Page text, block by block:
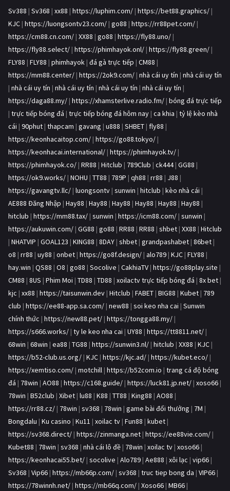
Sv388 | Sv368 | xx88 | https://luphim.com/ | https://bet88.graphics/ |
KJC | https://luongsontv23.com/ | go88 | https://rr88pet.com/ |
https://cm88.cn.com/ | XX88 | go88 | https://fly88.uno/ |
https://fly88.select/ | https://phimhayok.onl/ | https://fly88.green/ |
FLY88 | FLY88 | phimhayok | đá gà trực tiếp | CM88 |
https://mm88.center/ | https://2ok9.com/ | nhà cái uy tín | nhà cái uy tín
| nhà cái uy tín | nhà cái uy tín | nhà cái uy tín | nhà cái uy tín |
https://daga88.my/ | https://xhamsterlive.radio.fm/ | bóng đá trực tiếp
| trực tiếp bóng đá | trực tiếp bóng đá hôm nay | ca khia | tỷ lệ kèo nhà
cái | 90phut | thapcam | gavang | u888 | SHBET | fly88 |
https://keonhacaitop.com/ | https://go88.tokyo/ |
https://keonhacai.international/ | https://phimhayok.tv/ |
https://phimhayok.co/ | RR88 | Hitclub | 789Club | ck444| GG88 |
https://ok9.works/ | NOHU | TT88 | 789P | qh88 | rr88 | J88 |
https://gavangtv.llc/ | luongsontv | sunwin | hitclub | kèo nhà cái |
AE888 Đăng Nhập | Hay88 | Hay88 | Hay88 | Hay88 | Hay88 | Hay88 |
hitclub | https://mm88.tax/ | sunwin | https://icm88.com/ | sunwin |
https://aukuwin.com/ | GG88 | go88 | RR88 | RR88 | shbet | XX88 | Hitclub
| NHATVIP | GOAL123 | KING88 | 8DAY | shbet | grandpashabet | 86bet |
o8 | rr88 | uy88 | onbet | https://go8f.design/ | alo789 | KJC | FLY88 |
hay.win | QS88 | O8 | go88 | Socolive | CakhiaTV | https://go88play.site |
CM88 | 8US | Phim Moi | TD88 | TD88 | xoilactv trực tiếp bóng đá | 8x bet |
kjc | xx88 | https://taisunwin.dev | Hitclub | FABET | BIG88 | Kubet | 789
club | https://ee88-app.sa.com/ | new88 | soi keo nha cai | Sunwin
chính thức | https://new88.pet/ | https://tongga88.my/ |
https://s666.works/ | ty le keo nha cai | UY88 | https://tt8811.net/ |
68win | 68win | ea88 | TG88 | https://sunwin3.nl/ | hitclub | XX88 | KJC |
https://b52-club.us.org/ | KJC | https://kjc.ad/ | https://kubet.eco/ |
https://xemtiso.com/ | motchill | https://b52com.io | trang cá độ bóng
đá | 78win | AO88 | https://c168.guide/ | https://luck81.jp.net/ | xoso66 |
78win | B52club | Xibet | lu88 | K88 | TT88 | King88 | AO88 |
https://rr88.cz/ | 78win | sv368 | 78win | game bài đổi thưởng | 7M |
Bongdalu | Ku casino | Ku11 | xoilac tv | Fun88 | kubet |
https://sv368.direct/ | https://zinmanga.net | https://ee88vie.com/ |
Kubet88 | 78win | sv368 | nhà cái lô đề | 78win | xoilac tv | xoso66 |
https://keonhacai55.bet/ | socolive | Alo789 | Ae888 | xôi lạc | vip66 |
Sv368 | Vip66 | https://mb66p.com/ | sv368 | truc tiep bong da | VIP66 |
https://78winnh.net/ | https://mb66q.com/ | Xoso66 | MB66 |